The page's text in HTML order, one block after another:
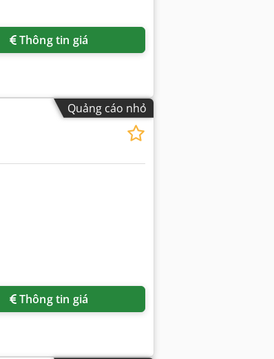
Thông tin giá
Quảng cáo nhỏ
Thông tin giá